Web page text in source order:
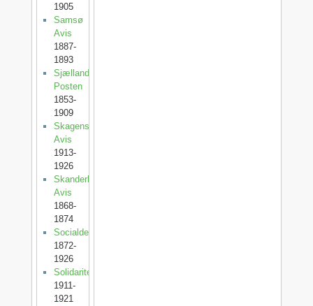
1905
Samsø
Avis
1887-
1893
Sjællands-
Posten
1853-
1909
Skagens
Avis
1913-
1926
Skanderborg
Avis
1868-
1874
Socialdemokraten
1872-
1926
Solidaritet
1911-
1921